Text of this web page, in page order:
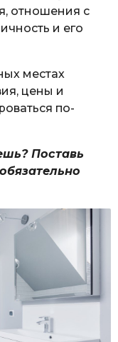
отношения с
и его
местах
цены и
по-
Поставь